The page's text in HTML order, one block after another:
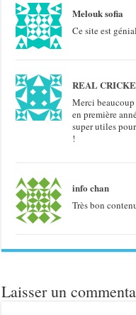
Melouk sofia
Ce site est génial
REAL
Merci beaucoup
en première
super utiles
!
info chan
Très bon
Laisser un